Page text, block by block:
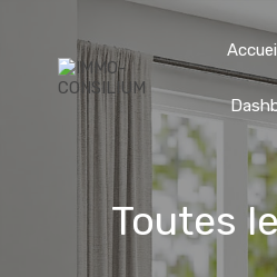
Toutes